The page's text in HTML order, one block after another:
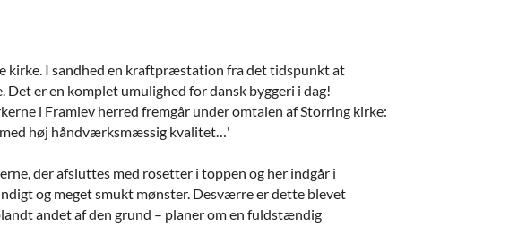
kirke. I sandhed en kraftpræstation fra det tidspunkt at
er en komplet umulighed for dansk byggeri i dag!
i Framlev herred fremgår under omtalen af Storring kirke:
med høj håndværksmæssig kvalitet…'
der afsluttes med rosetter i toppen og her indgår i
og meget smukt mønster. Desværre er dette blevet
andet af den grund – planer om en fuldstændig